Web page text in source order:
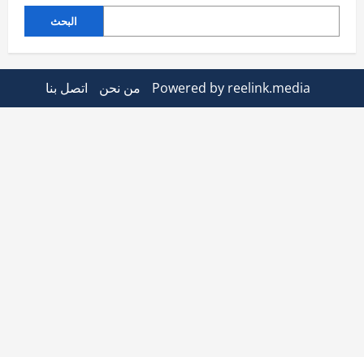
البحث
Powered by reelink.media من نحن اتصل بنا